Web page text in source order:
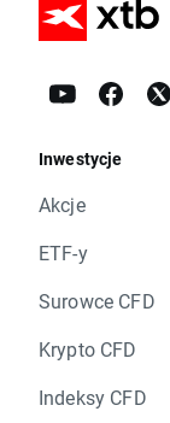
Inwestycje
Akcje
ETF-y
Surowce CFD
Krypto CFD
Indeksy CFD